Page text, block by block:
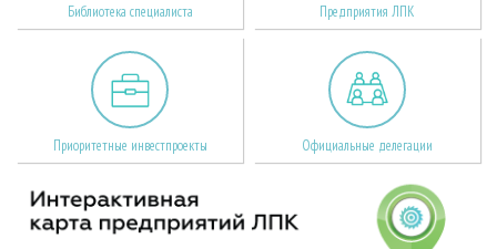
Библиотека специалиста Предприятия ЛПК
Приоритетные инвестпроекты Официальные делегации